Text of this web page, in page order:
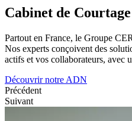
Cabinet de
Partout en France, le Groupe
Nos experts conçoivent des
actifs et vos collaborateurs, avec
Découvrir notre ADN
Précédent
Suivant